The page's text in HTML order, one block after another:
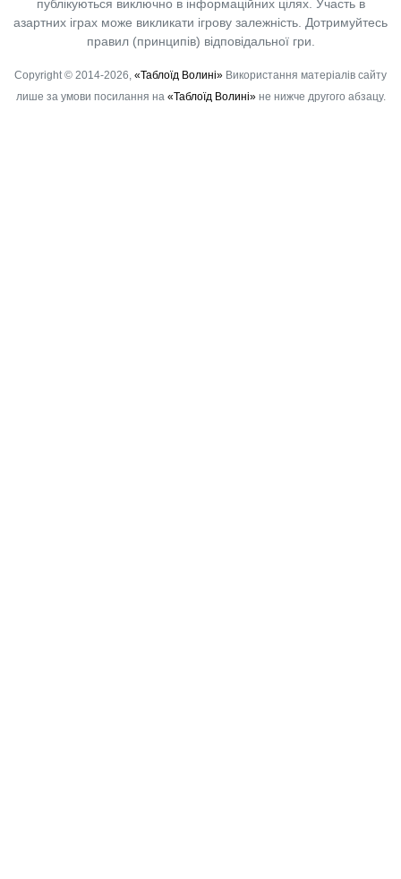
публікуються виключно в інформаційних цілях. Участь в
азартних іграх може викликати ігрову залежність. Дотримуйтесь
правил (принципів) відповідальної гри.
Copyright © 2014-2026, «Таблоїд Волині» Використання матеріалів сайту
лише за умови посилання на «Таблоїд Волині»не нижче другого абзацу.